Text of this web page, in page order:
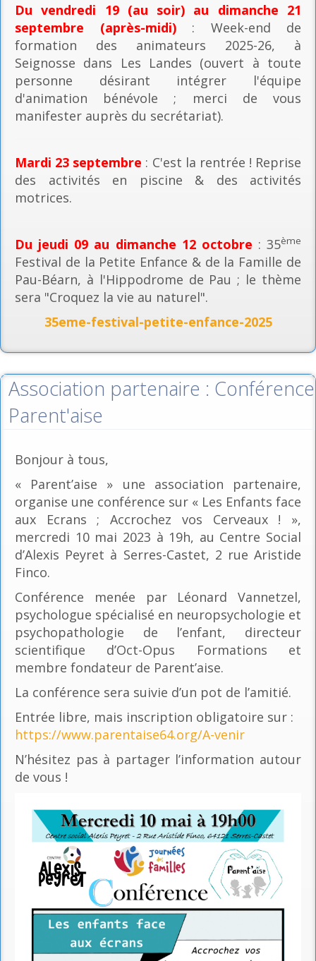
Du vendredi 19 (au soir) au dimanche 21
septembre (après-midi): Week-end de
formation des animateurs 2025-26, à
Seignosse dans Les Landes (ouvert à toute
personne désirant intégrer l'équipe
d'animation bénévole ; merci de vous
manifester auprès du secrétariat).
Mardi 23 septembre : C'est la rentrée ! Reprise
des activités en piscine & des activités
motrices.
Du jeudi 09 au dimanche 12 octobre : 35ème
Festival de la Petite Enfance & de la Famille de
Pau-Béarn, à l'Hippodrome de Pau ; le thème
sera "Croquez la vie au naturel".
35eme-festival-petite-enfance-2025
Association partenaire : Conférence
Parent'aise
Bonjour à tous,
« Parent’aise » une association partenaire,
organise une conférence sur « Les Enfants face
aux Ecrans ; Accrochez vos Cerveaux ! »,
mercredi 10 mai 2023 à 19h, au Centre Social
d’Alexis Peyret à Serres-Castet, 2 rue Aristide
Finco.
Conférence menée par Léonard Vannetzel,
psychologue spécialisé en neuropsychologie et
psychopathologie de l’enfant, directeur
scientifique d’Oct-Opus Formations et
membre fondateur de Parent’aise.
La conférence sera suivie d’un pot de l’amitié.
Entrée libre, mais inscription obligatoire sur :
https://www.parentaise64.org/A-venir
N’hésitez pas à partager l’information autour
de vous !